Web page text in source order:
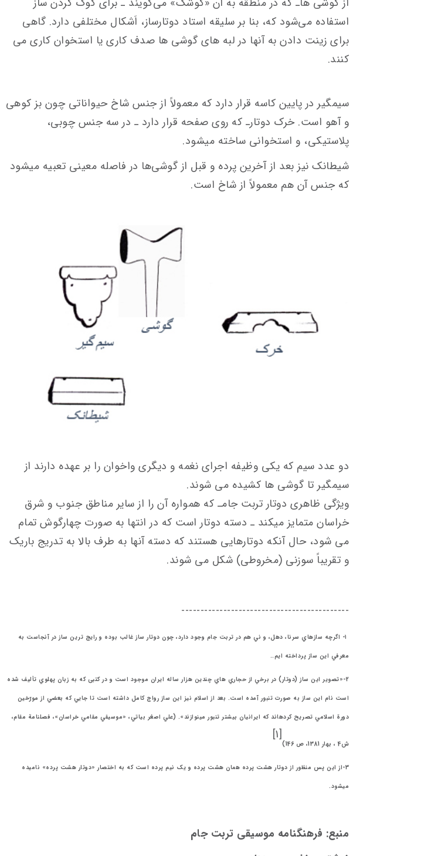
استفاده می‎‌شود که، بنا بر سلیقه استاد دوتارساز، اَشکال مختلفی دارد. گاهی
کنند.
سیم‎گیر در پایین کاسه قرار دارد که معمولاً از جنس شاخ حیواناتی چون بز کوهی
و آهو است. خرک دوتارـ که روی صفحه قرار دارد ـ در سه جنس چوبی،
پلاستیکی، و استخوانی ساخته می‎شود.
شیطانک نیز بعد از آخرین پرده و قبل از گوشی‌‎ها در فاصله معینی تعبیه می‎شود
که جنس آن هم معمولاً از شاخ است.
دو عدد سیم که ‎یکی وظیفه اجرای نغمه و دیگری واخوان را بر عهده دارند از
سیم‎گیر تا گوشی‎ ها کشیده می‎ شوند.
ویژگی ظاهری دوتار تربت جام‎ـ که همواره آن را از سایر مناطق جنوب و شرق
خراسان متمایز می‎کند ـ دسته دوتار است که در انتها به صورت چهارگوش تمام
می ‎شود، حال آنکه دوتارهایی هستند که دسته آن‎ها به طرف بالا به ‎تدریج باریک
و تقریباً سوزنی (مخروطی) شکل می‎‌ شوند.
--------------------------------------------
۱- اگرچه سازهاي سرنا، دهل، و ني هم در تربت جام وجود دارد، چون دوتار ساز غالب بوده و رايج ترين ساز در آنجاست به
معرفي اين ساز پرداخته ایم.‎.
2-«تصوير اين ساز (دوتار) در برخي از حجاري ‎هاي چندين هزار ساله‎ ايران موجود است و در کتبی که به زبان پهلوي تأليف شده
است نام اين ساز به صورت تنبور آمده است. بعد از اسلام نيز اين ساز رواج کامل داشته است تا جايي که بعضي از مورّخين
دورة اسلامي ‎تصريح کرده‎اند که ايرانيان بيشتر تنبور مي‎نوازند». (علي ‎اصغر بياتي، «موسيقي مقامي ‎خراسان»، ‎فصلنامة مقام،
ش‎ 4، بهار 1381، ص 146‎‎)
[1]
3-از اين پس منظور از دوتار هشت پرده همان هشت پرده و ‎يک نيم ‎پرده است که به اختصار «دوتار هشت‎ پرده» ناميده
مي‎شود.
منبع: فرهنگنامه موسیقی تربت جام